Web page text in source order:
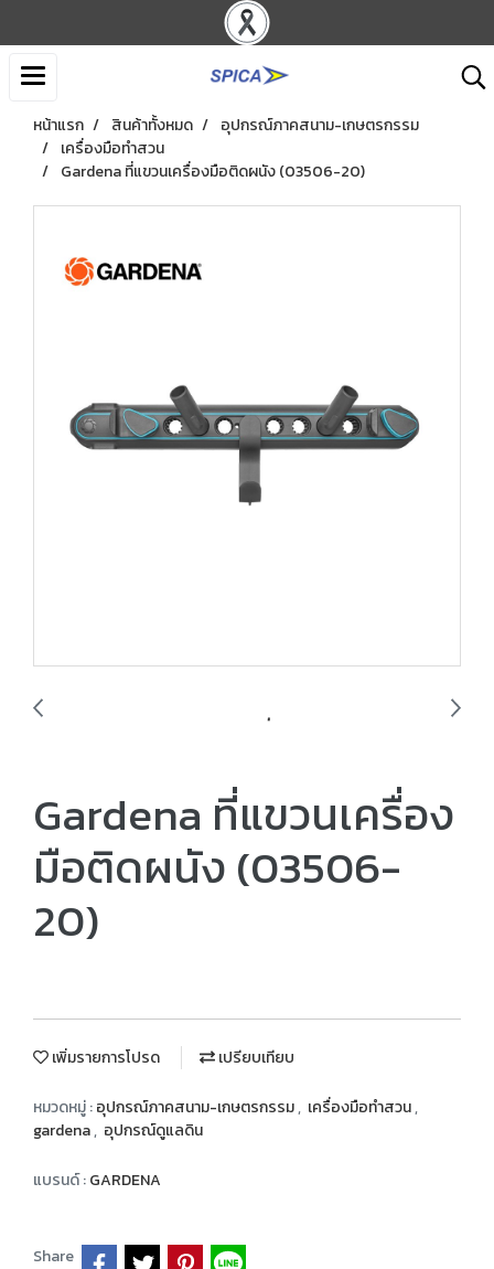
หน้าแรก สินค้าทั้งหมด
อุปกรณ์ภาคสนาม-เกษตรกรรม
เครื่องมือทำสวน
Gardena ที่แขวนเครื่องมือติดผนัง (03506-20)
Gardena ที่แขวนเครื่อง
มือติดผนัง (03506-
20)
เพิ่มรายการโปรด เปรียบเทียบ
หมวดหมู่ :อุปกรณ์ภาคสนาม-เกษตรกรรม, เครื่องมือทำสวน,
gardena, อุปกรณ์ดูแลดิน
แบรนด์ :GARDENA
Share